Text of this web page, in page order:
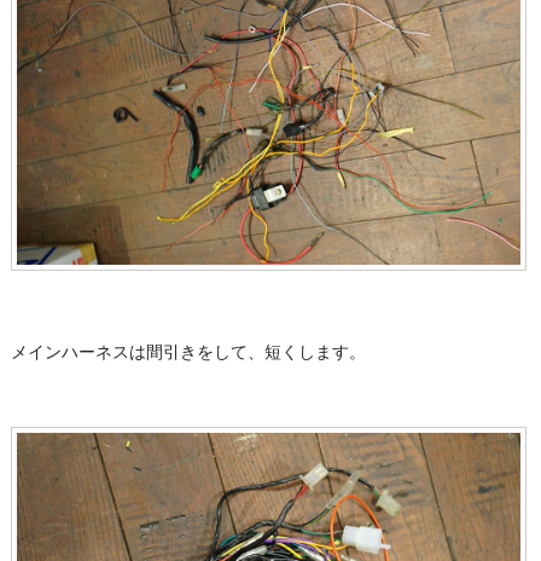
メインハーネスは間引きをして、短くします。